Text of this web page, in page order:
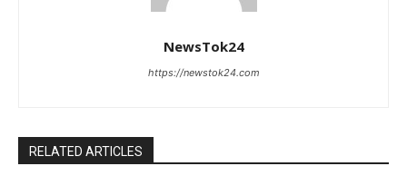
NewsTok24
https://newstok24.com
RELATED ARTICLES